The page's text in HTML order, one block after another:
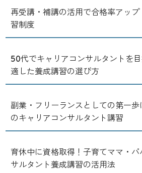
再受講・補講の活用で合格率アッ
習制度
50代でキャリアコンサルタントを
適した養成講習の選び方
副業・フリーランスとしての第一
のキャリアコンサルタント講習
育休中に資格取得！子育てママ・
サルタント養成講習の活用法